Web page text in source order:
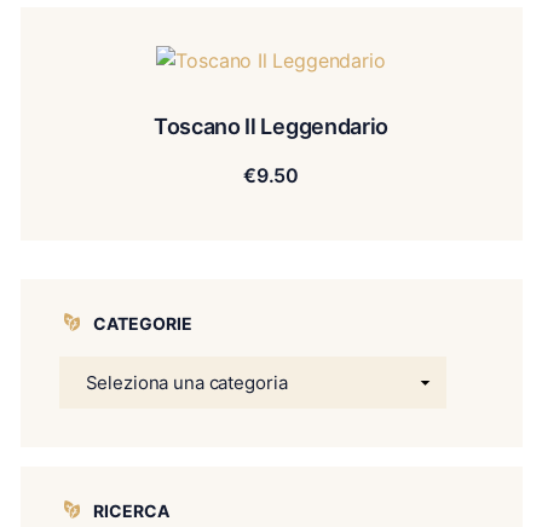
Toscano Il Leggendario
€9.50
CATEGORIE
RICERCA